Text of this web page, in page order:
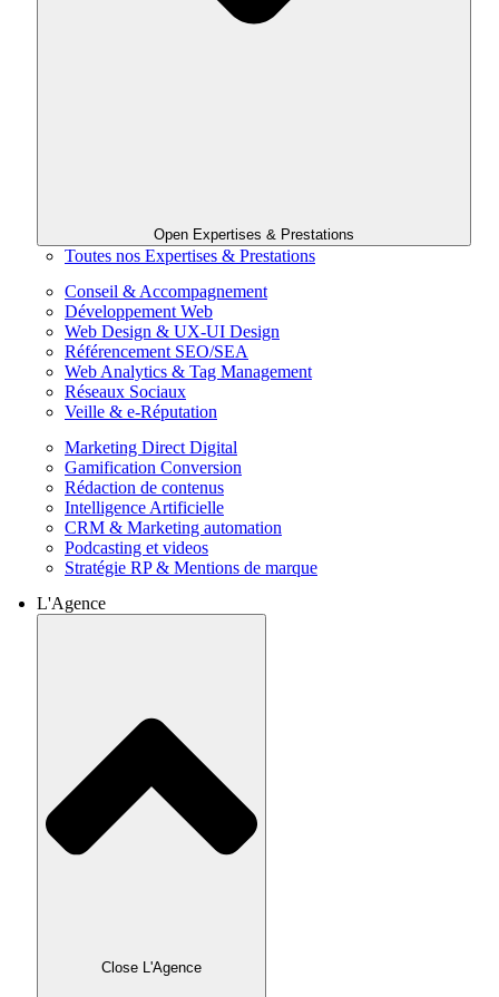
Open Expertises & Prestations
Toutes nos Expertises & Prestations
Conseil & Accompagnement
Développement Web
Web Design & UX-UI Design
Référencement SEO/SEA
Web Analytics & Tag Management
Réseaux Sociaux
Veille & e-Réputation
Marketing Direct Digital
Gamification Conversion
Rédaction de contenus
Intelligence Artificielle
CRM & Marketing automation
Podcasting et videos
Stratégie RP & Mentions de marque
L'Agence
Close L'Agence